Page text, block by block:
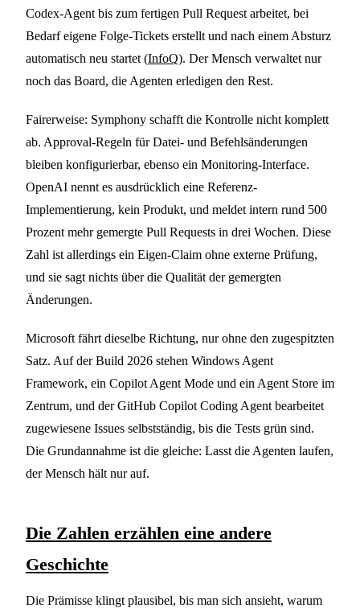
Codex-Agent bis zum fertigen Pull Request arbeitet, bei
Bedarf eigene Folge-Tickets erstellt und nach einem Absturz
automatisch neu startet (InfoQ). Der Mensch verwaltet nur
noch das Board, die Agenten erledigen den Rest.
Fairerweise: Symphony schafft die Kontrolle nicht komplett
ab. Approval-Regeln für Datei- und Befehlsänderungen
bleiben konfigurierbar, ebenso ein Monitoring-Interface.
OpenAI nennt es ausdrücklich eine Referenz-
Implementierung, kein Produkt, und meldet intern rund 500
Prozent mehr gemergte Pull Requests in drei Wochen. Diese
Zahl ist allerdings ein Eigen-Claim ohne externe Prüfung,
und sie sagt nichts über die Qualität der gemergten
Änderungen.
Microsoft fährt dieselbe Richtung, nur ohne den zugespitzten
Satz. Auf der Build 2026 stehen Windows Agent
Framework, ein Copilot Agent Mode und ein Agent Store im
Zentrum, und der GitHub Copilot Coding Agent bearbeitet
zugewiesene Issues selbstständig, bis die Tests grün sind.
Die Grundannahme ist die gleiche: Lasst die Agenten laufen,
der Mensch hält nur auf.
Die Zahlen erzählen eine andere
Geschichte
Die Prämisse klingt plausibel, bis man sich ansieht, warum